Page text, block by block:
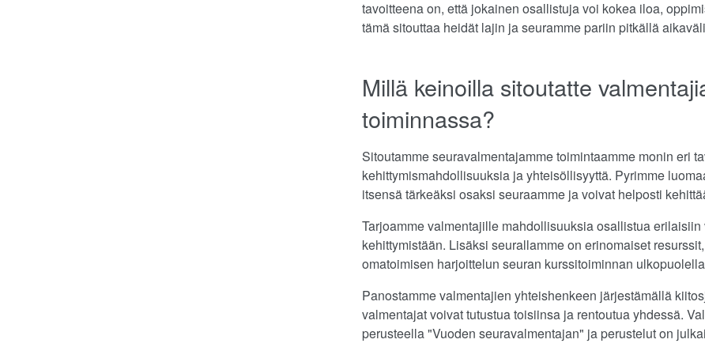
tavoitteena on, että jokainen osallistuja voi kokea iloa,
tämä sitouttaa heidät lajin ja seuramme pariin pitkällä
Millä keinoilla sitoutatte
toiminnassa?
Sitoutamme seuravalmentajamme toimintaamme monin eri
kehittymismahdollisuuksia ja yhteisöllisyyttä. Pyrimme
itsensä tärkeäksi osaksi seuraamme ja voivat helposti
Tarjoamme valmentajille mahdollisuuksia osallistua
kehittymistään. Lisäksi seurallamme on erinomaiset
omatoimisen harjoittelun seuran kurssitoiminnan
Panostamme valmentajien yhteishenkeen järjestämällä
valmentajat voivat tutustua toisiinsa ja rentoutua yhdessä.
perusteella "Vuoden seuravalmentajan" ja perustelut on